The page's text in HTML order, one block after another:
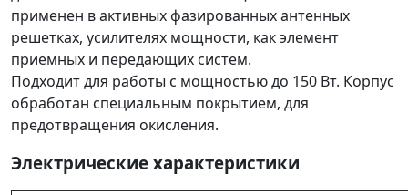
применен в активных фазированных антенных
решетках, усилителях мощности, как элемент
приемных и передающих систем.
Подходит для работы с мощностью до 150 Вт. Корпус
обработан специальным покрытием, для
предотвращения окисления.
Электрические характеристики